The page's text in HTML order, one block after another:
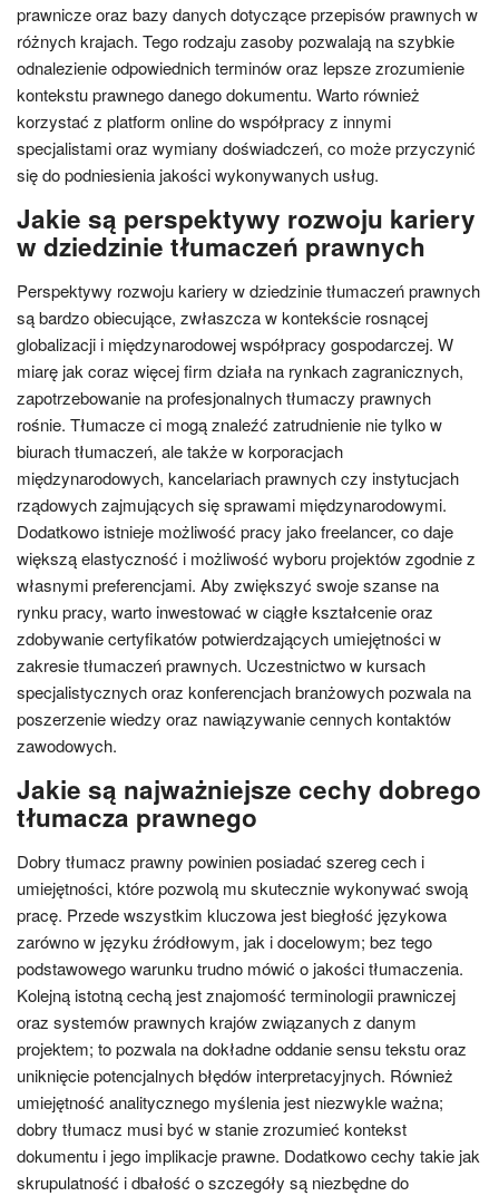
prawnicze oraz bazy danych dotyczące przepisów prawnych w
różnych krajach. Tego rodzaju zasoby pozwalają na szybkie
odnalezienie odpowiednich terminów oraz lepsze zrozumienie
kontekstu prawnego danego dokumentu. Warto również
korzystać z platform online do współpracy z innymi
specjalistami oraz wymiany doświadczeń, co może przyczynić
się do podniesienia jakości wykonywanych usług.
Jakie są perspektywy rozwoju kariery
w dziedzinie tłumaczeń prawnych
Perspektywy rozwoju kariery w dziedzinie tłumaczeń prawnych
są bardzo obiecujące, zwłaszcza w kontekście rosnącej
globalizacji i międzynarodowej współpracy gospodarczej. W
miarę jak coraz więcej firm działa na rynkach zagranicznych,
zapotrzebowanie na profesjonalnych tłumaczy prawnych
rośnie. Tłumacze ci mogą znaleźć zatrudnienie nie tylko w
biurach tłumaczeń, ale także w korporacjach
międzynarodowych, kancelariach prawnych czy instytucjach
rządowych zajmujących się sprawami międzynarodowymi.
Dodatkowo istnieje możliwość pracy jako freelancer, co daje
większą elastyczność i możliwość wyboru projektów zgodnie z
własnymi preferencjami. Aby zwiększyć swoje szanse na
rynku pracy, warto inwestować w ciągłe kształcenie oraz
zdobywanie certyfikatów potwierdzających umiejętności w
zakresie tłumaczeń prawnych. Uczestnictwo w kursach
specjalistycznych oraz konferencjach branżowych pozwala na
poszerzenie wiedzy oraz nawiązywanie cennych kontaktów
zawodowych.
Jakie są najważniejsze cechy dobrego
tłumacza prawnego
Dobry tłumacz prawny powinien posiadać szereg cech i
umiejętności, które pozwolą mu skutecznie wykonywać swoją
pracę. Przede wszystkim kluczowa jest biegłość językowa
zarówno w języku źródłowym, jak i docelowym; bez tego
podstawowego warunku trudno mówić o jakości tłumaczenia.
Kolejną istotną cechą jest znajomość terminologii prawniczej
oraz systemów prawnych krajów związanych z danym
projektem; to pozwala na dokładne oddanie sensu tekstu oraz
uniknięcie potencjalnych błędów interpretacyjnych. Również
umiejętność analitycznego myślenia jest niezwykle ważna;
dobry tłumacz musi być w stanie zrozumieć kontekst
dokumentu i jego implikacje prawne. Dodatkowo cechy takie jak
skrupulatność i dbałość o szczegóły są niezbędne do